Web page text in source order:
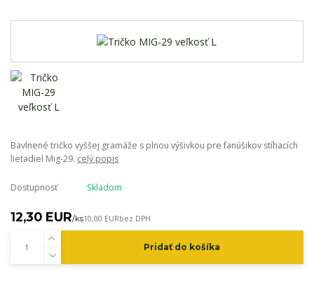
Bavlnené tričko vyššej gramáže s plnou výšivkou pre fanúšikov stíhacích
lietadiel Mig-29. celý popis
Dostupnosť Skladom
12,30 EUR/ks10,00 EURbez DPH
Pridať do košíka